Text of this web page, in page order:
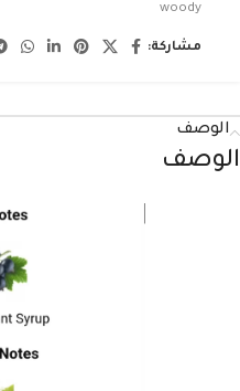
woody
مشاركة:
الوصف
الوصف